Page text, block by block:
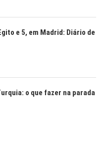
e 5, em Madrid: Diário de
o que fazer na parada